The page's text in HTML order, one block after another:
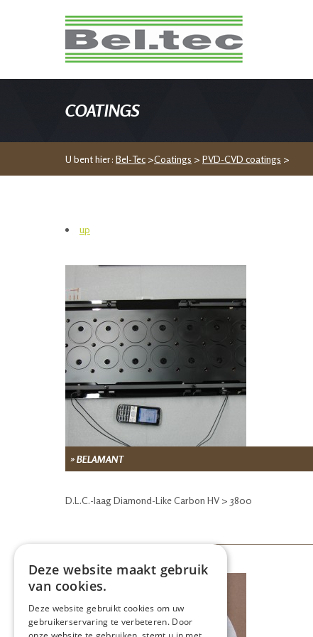
COATINGS
U bent hier: Bel-Tec >Coatings > PVD-CVD coatings >
up
» BELAMANT
D.L.C.-laag Diamond-Like Carbon HV > 3800
Deze website maakt gebruik
van cookies.
Deze website gebruikt cookies om uw
gebruikerservaring te verbeteren. Door